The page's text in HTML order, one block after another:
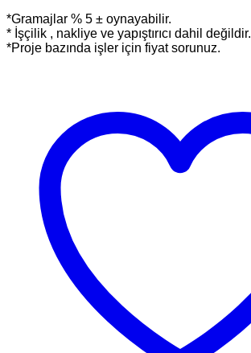
*Gramajlar % 5 ± oynayabilir.
* İşçilik , nakliye ve yapıştırıcı dahil değildir.
*Proje bazında işler için fiyat sorunuz.